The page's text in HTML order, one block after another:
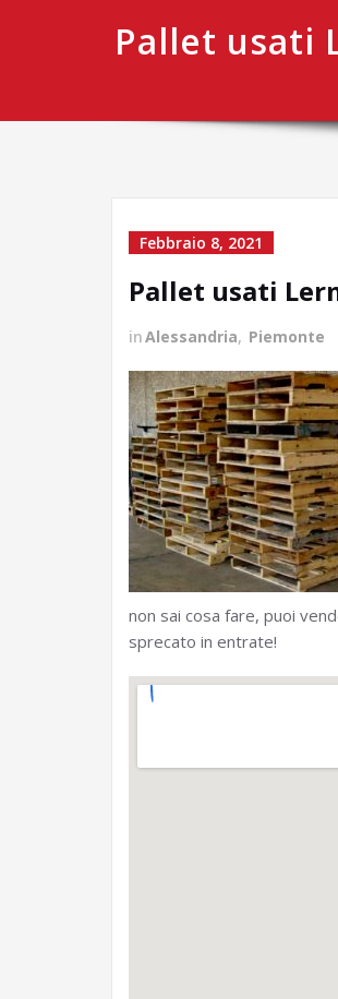
Pallet usati
Febbraio 8, 2021
Pallet usati
inAlessandria, Piemonte
non sai cosa fare, puoi
sprecato in entrate!